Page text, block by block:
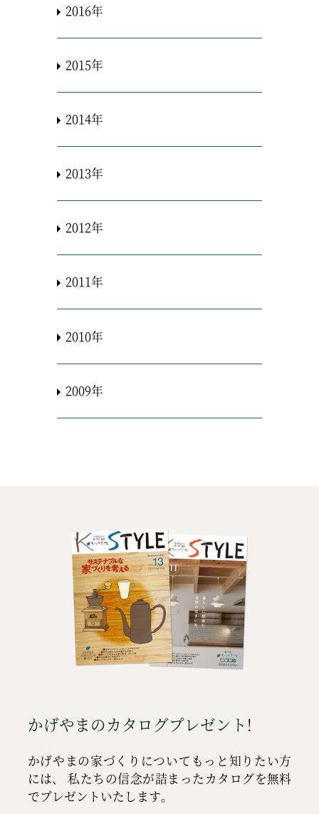
2016年
2015年
2014年
2013年
2012年
2011年
2010年
2009年
かげやまのカタログプレゼント!
かげやまの家づくりについてもっと知りたい方
には、
私たちの信念が詰まったカタログを無料
でプレゼントいたします。